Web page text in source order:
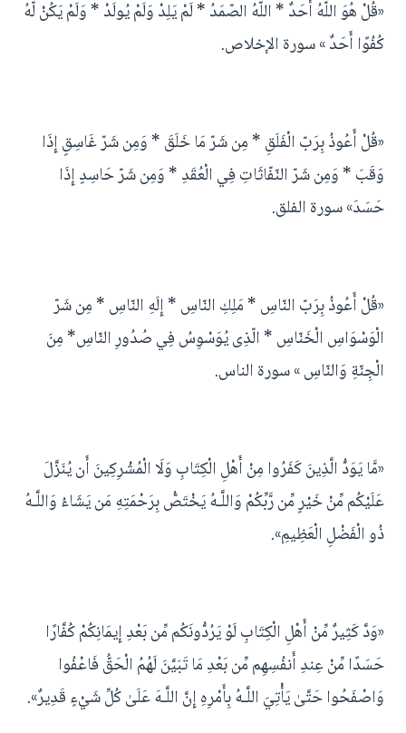
«قُلْ هُوَ اللّهُ أَحَدٌ * اللّهُ الصّمَدُ * لَمْ يَلِدْ وَلَمْ يُولَدْ * وَلَمْ يَكُنْ لّهُ
كُفُوًا أَحَدٌ » سورة الإخلاص.
«قُلْ أَعُوذُ بِرَبّ الْفَلَقِ * مِن شَرّ مَا خَلَقَ * وَمِن شَرّ غَاسِقٍ إِذَا
وَقَبَ * وَمِن شَرّ النّفّاثَاتِ فِي الْعُقَدِ * وَمِن شَرّ حَاسِدٍ إِذَا
حَسَدَ» سورة الفلق.
«قُلْ أَعُوذُ بِرَبّ النّاسِ * مَلِكِ النّاسِ * إِلَهِ النّاسِ * مِن شَرّ
الْوَسْوَاسِ الْخَنّاسِ * الّذِى يُوَسْوِسُ فِي صُدُورِ النّاسِ* مِنَ
الْجِنّةِ وَالنّاسِ » سورة الناس.
«مَّا يَوَدُّ الَّذِينَ كَفَرُوا مِنْ أَهْلِ الْكِتَابِ وَلَا الْمُشْرِكِينَ أَن يُنَزَّلَ
عَلَيْكُم مِّنْ خَيْرٍ مِّن رَّبِّكُمْ وَاللَّـهُ يَخْتَصُّ بِرَحْمَتِهِ مَن يَشَاءُ وَاللَّـهُ
ذُو الْفَضْلِ الْعَظِيمِ».
«وَدَّ كَثِيرٌ مِّنْ أَهْلِ الْكِتَابِ لَوْ يَرُدُّونَكُم مِّن بَعْدِ إِيمَانِكُمْ كُفَّارًا
حَسَدًا مِّنْ عِندِ أَنفُسِهِم مِّن بَعْدِ مَا تَبَيَّنَ لَهُمُ الْحَقُّ فَاعْفُوا
وَاصْفَحُوا حَتَّىٰ يَأْتِيَ اللَّـهُ بِأَمْرِهِ إِنَّ اللَّـهَ عَلَىٰ كُلِّ شَيْءٍ قَدِيرٌ».